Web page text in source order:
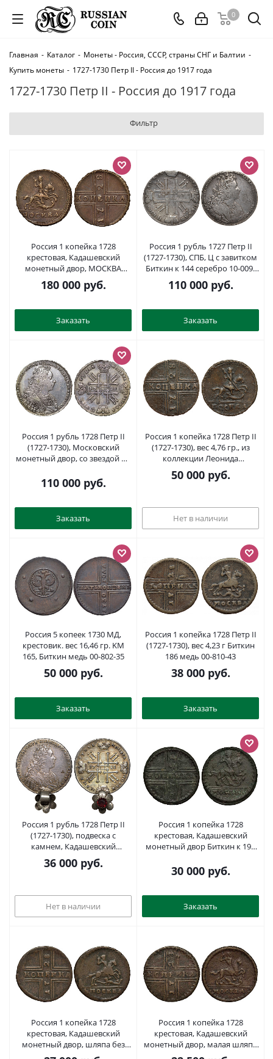
0
Главная - Каталог - Монеты - Россия, СССР, страны СНГ и Балтии -
Купить монеты - 1727-1730 Петр II - Россия до 1917 года
1727-1730 Петр II - Россия до 1917 года
Фильтр
Россия 1 копейка 1728
крестовая, Кадашевский
монетный двор, МОСКВА
крупными буквами, желтая
Биткин 178 R1 медь 10-016-37
180 000руб.
Заказать
Россия 1 рубль 1727 Петр II
(1727-1730), СПБ, Ц с завитком
Биткин к 144 серебро 10-009-
57
110 000руб.
Заказать
Россия 1 рубль 1728 Петр II
(1727-1730), Московский
монетный двор, со звездой на
Биткин 77 серебро 10-017-12
110 000руб.
Заказать
Россия 1 копейка 1728 Петр II
(1727-1730), вес 4,76 гр., из
коллекции Леонида
Содермана Биткин 186 R медь
00-000-00
50 000руб.
Нет в наличии
Россия 5 копеек 1730 МД,
крестовик. вес 16,46 гр. KM
165, Биткин медь 00-802-35
50 000руб.
Заказать
Россия 1 копейка 1728 Петр II
(1727-1730), вес 4,23 г Биткин
186 медь 00-810-43
38 000руб.
Заказать
Россия 1 рубль 1728 Петр II
(1727-1730), подвеска с
камнем, Кадашевский
монетный двор Биткин 49, KM
182.2, Dav. 1668 серебро 00-
36 000руб.
Нет в наличии
Россия 1 копейка 1728
крестовая, Кадашевский
монетный двор Биткин к 197
30 000руб.
Заказать
Россия 1 копейка 1728
крестовая, Кадашевский
монетный двор, шляпа без
полей Биткин к 186 R медь 00-
Россия 1 копейка 1728
крестовая, Кадашевский
монетный двор, малая шляпа
с полями Биткин к 189 R медь